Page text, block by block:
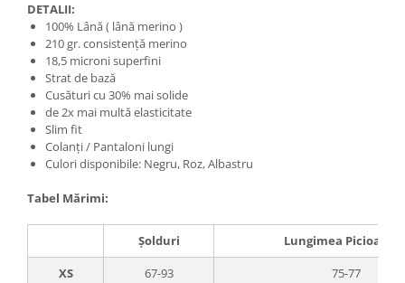
DETALII:
100% Lână ( lână merino )
210 gr. consistenţă merino
18,5 microni superfini
Strat de bază
Cusături cu 30% mai solide
de 2x mai multă elasticitate
Slim fit
Colanţi / Pantaloni lungi
Culori disponibile: Negru, Roz, Albastru
Tabel Mărimi:
Şolduri
Lungimea
XS
67-93
75-77